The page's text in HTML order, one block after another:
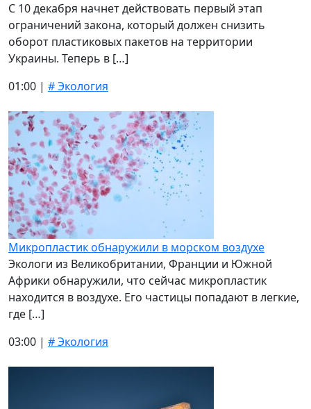
С 10 декабря начнет действовать первый этап
ограничений закона, который должен снизить
оборот пластиковых пакетов на территории
Украины. Теперь в […]
01:00 | # Экология
Микропластик обнаружили в морском воздухе
Экологи из Великобритании, Франции и Южной
Африки обнаружили, что сейчас микропластик
находится в воздухе. Его частицы попадают в легкие,
где […]
03:00 | # Экология